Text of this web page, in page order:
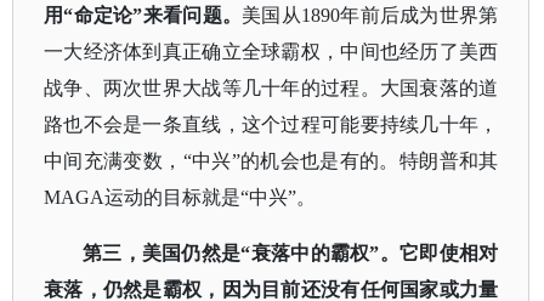
用“命定论”来看问题。 美国从1890年前后成为世界第
一大经济体到真正确立全球霸权，中间也经历了美西
战争、两次世界大战等几十年的过程。大国衰落的道
路也不会是一条直线，这个过程可能要持续几十年，
中间充满变数，“中兴”的机会也是有的。特朗普和其
MAGA运动的目标就是“中兴”。
第三，美国仍然是“衰落中的霸权”。它即使相对
衰落，仍然是霸权，因为目前还没有任何国家或力量